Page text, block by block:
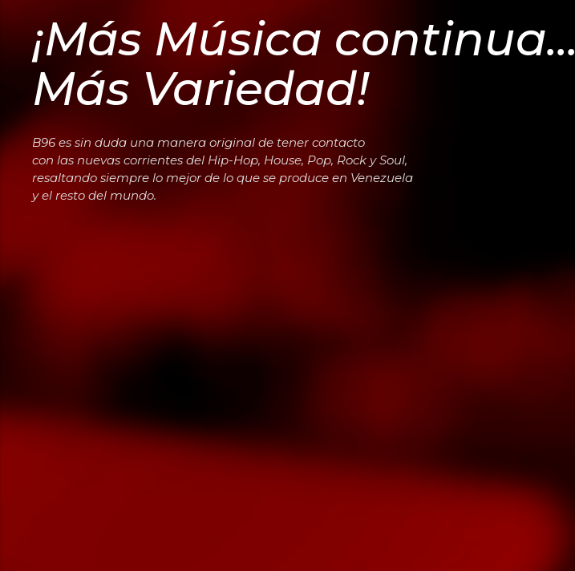
¡Más Música continua...
Más Variedad!
B96 es sin duda una manera original de tener contacto
con las nuevas corrientes del Hip-Hop, House, Pop, Rock y Soul,
resaltando siempre lo mejor de lo que se produce en Venezuela
y el resto del mundo.